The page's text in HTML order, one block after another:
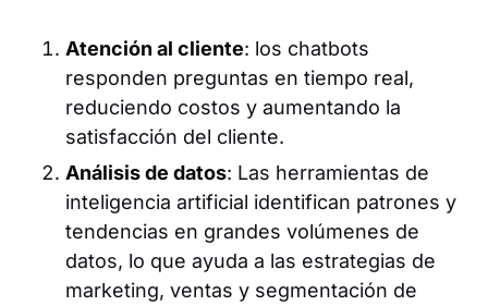
Atención al cliente: los chatbots
responden preguntas en tiempo real,
reduciendo costos y aumentando la
satisfacción del cliente.
Análisis de datos: Las herramientas de
inteligencia artificial identifican patrones y
tendencias en grandes volúmenes de
datos, lo que ayuda a las estrategias de
marketing, ventas y segmentación de